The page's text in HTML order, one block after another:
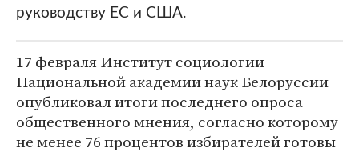
руководству ЕС и США.
17 февраля Институт социологии
Национальной академии наук Белоруссии
опубликовал итоги последнего опроса
общественного мнения, согласно которому
не менее 76 процентов избирателей готовы